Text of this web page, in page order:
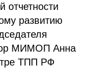
отчетности
развитию
МИМОП Анна
ТПП РФ